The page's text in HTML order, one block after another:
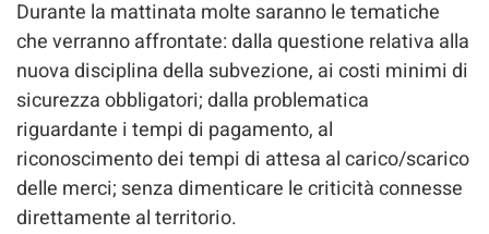
Durante la mattinata molte saranno le tematiche
che verranno affrontate: dalla questione relativa alla
nuova disciplina della subvezione, ai costi minimi di
sicurezza obbligatori; dalla problematica
riguardante i tempi di pagamento, al
riconoscimento dei tempi di attesa al carico/scarico
delle merci; senza dimenticare le criticità connesse
direttamente al territorio.